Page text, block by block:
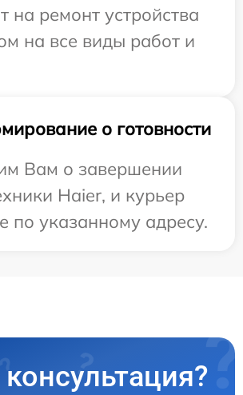
на ремонт устройства
на все виды работ и
о готовности
Вам о завершении
Haier, и курьер
по указанному адресу.